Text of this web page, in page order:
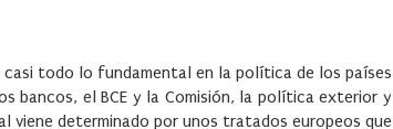
casi todo lo fundamental en la política de los países
bancos, el BCE y la Comisión, la política exterior y
viene determinado por unos tratados europeos que